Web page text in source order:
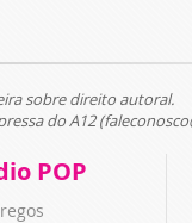
sobre direito autoral.
do A12
POP